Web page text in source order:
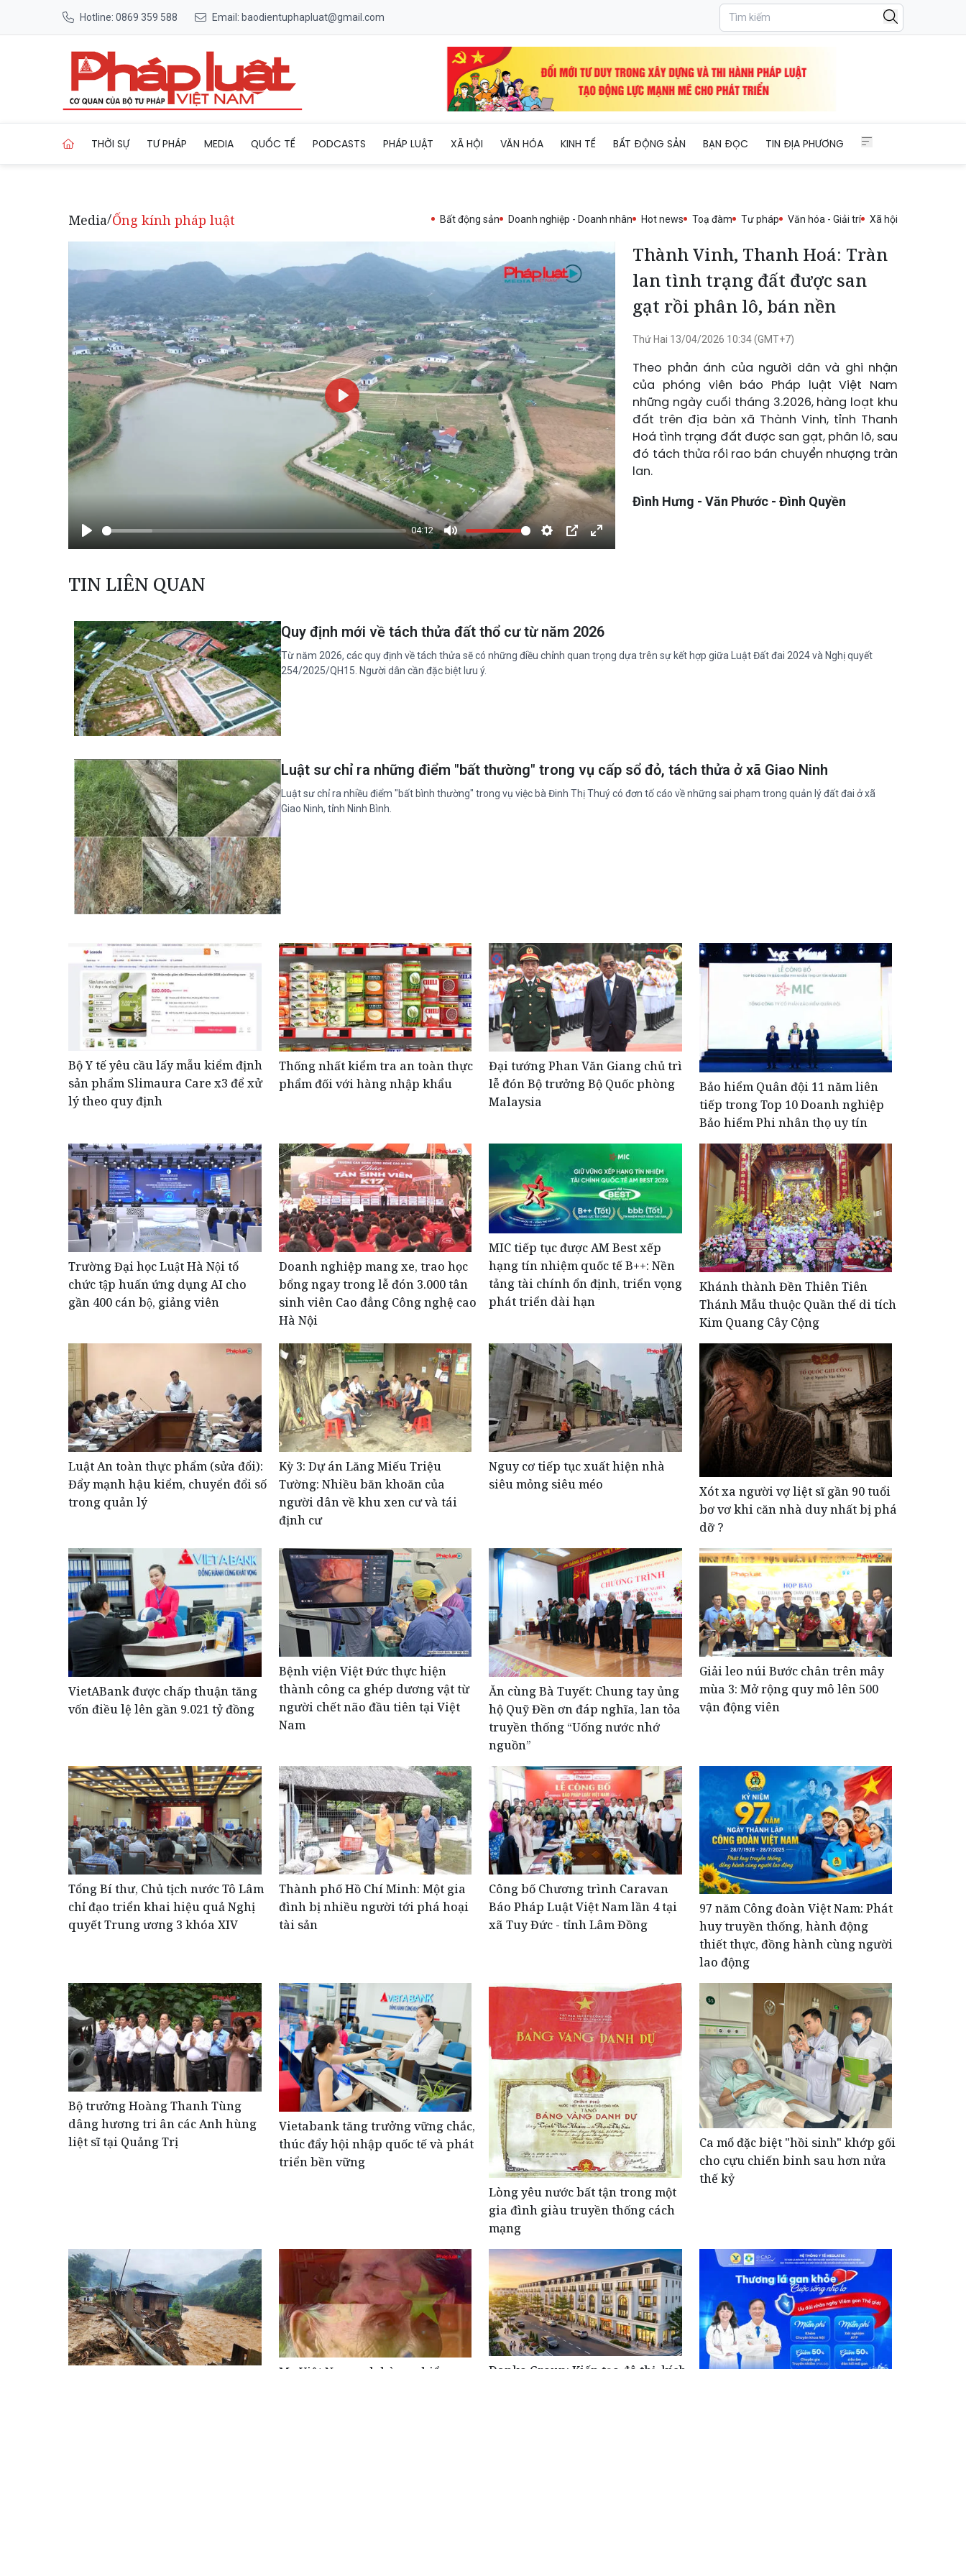
Hotline: 0869 359 588 Email: baodientuphapluat@gmail.com
THỜI SỰ TƯ PHÁP MEDIA QUỐC TẾ PODCASTS PHÁP LUẬT XÃ HỘI VĂN HÓA KINH TẾ BẤT ĐỘNG SẢN BẠN ĐỌC TIN ĐỊA PHƯƠNG
Media/Ống kính pháp luật Bất động sản Doanh nghiệp - Doanh nhân Hot news Toạ đàm Tư pháp Văn hóa - Giải trí Xã hội
Phát
04:12
Tắt
Cài
Chế
hình
Xem
Phát
Thành Vinh, Thanh Hoá: Tràn
lan tình trạng đất được san
gạt rồi phân lô, bán nền
Thứ Hai 13/04/2026 10:34 (GMT+7)
Theo phản ánh của người dân và ghi nhận
của phóng viên báo Pháp luật Việt Nam
những ngày cuối tháng 3.2026, hàng loạt khu
đất trên địa bàn xã Thành Vinh, tỉnh Thanh
Hoá tình trạng đất được san gạt, phân lô, sau
đó tách thửa rồi rao bán chuyển nhượng tràn
lan.
Đình Hưng - Văn Phước - Đình Quyền
TIN LIÊN QUAN
Quy định mới về tách thửa đất thổ cư từ năm 2026
Từ năm 2026, các quy định về tách thửa sẽ có những điều chỉnh quan trọng dựa trên sự kết hợp giữa Luật Đất đai 2024 và Nghị quyết
254/2025/QH15. Người dân cần đặc biệt lưu ý.
Luật sư chỉ ra những điểm "bất thường" trong vụ cấp sổ đỏ, tách thửa ở xã Giao Ninh
Luật sư chỉ ra nhiều điểm "bất bình thường" trong vụ việc bà Đinh Thị Thuý có đơn tố cáo về những sai phạm trong quản lý đất đai ở xã
Giao Ninh, tỉnh Ninh Bình.
Bộ Y tế yêu cầu lấy mẫu kiểm định
sản phẩm Slimaura Care x3 để xử
lý theo quy định
Thống nhất kiểm tra an toàn thực
phẩm đối với hàng nhập khẩu
Đại tướng Phan Văn Giang chủ trì
lễ đón Bộ trưởng Bộ Quốc phòng
Malaysia
Bảo hiểm Quân đội 11 năm liên
tiếp trong Top 10 Doanh nghiệp
Bảo hiểm Phi nhân thọ uy tín
Trường Đại học Luật Hà Nội tổ
chức tập huấn ứng dụng AI cho
gần 400 cán bộ, giảng viên
Doanh nghiệp mang xe, trao học
bổng ngay trong lễ đón 3.000 tân
sinh viên Cao đẳng Công nghệ cao
Hà Nội
MIC tiếp tục được AM Best xếp
hạng tín nhiệm quốc tế B++: Nền
tảng tài chính ổn định, triển vọng
phát triển dài hạn
Khánh thành Đền Thiên Tiên
Thánh Mẫu thuộc Quần thể di tích
Kim Quang Cây Cộng
Luật An toàn thực phẩm (sửa đổi):
Đẩy mạnh hậu kiểm, chuyển đổi số
trong quản lý
Kỳ 3: Dự án Lăng Miếu Triệu
Tường: Nhiều băn khoăn của
người dân về khu xen cư và tái
định cư
Nguy cơ tiếp tục xuất hiện nhà
siêu mỏng siêu méo
Xót xa người vợ liệt sĩ gần 90 tuổi
bơ vơ khi căn nhà duy nhất bị phá
dỡ ?
VietABank được chấp thuận tăng
vốn điều lệ lên gần 9.021 tỷ đồng
Bệnh viện Việt Đức thực hiện
thành công ca ghép dương vật từ
người chết não đầu tiên tại Việt
Nam
Ăn cùng Bà Tuyết: Chung tay ủng
hộ Quỹ Đền ơn đáp nghĩa, lan tỏa
truyền thống “Uống nước nhớ
nguồn”
Giải leo núi Bước chân trên mây
mùa 3: Mở rộng quy mô lên 500
vận động viên
Tổng Bí thư, Chủ tịch nước Tô Lâm
chỉ đạo triển khai hiệu quả Nghị
quyết Trung ương 3 khóa XIV
Thành phố Hồ Chí Minh: Một gia
đình bị nhiều người tới phá hoại
tài sản
Công bố Chương trình Caravan
Báo Pháp Luật Việt Nam lần 4 tại
xã Tuy Đức - tỉnh Lâm Đồng
​97 năm Công đoàn Việt Nam: Phát
huy truyền thống, hành động
thiết thực, đồng hành cùng người
lao động
Bộ trưởng Hoàng Thanh Tùng
dâng hương tri ân các Anh hùng
liệt sĩ tại Quảng Trị
Vietabank tăng trưởng vững chắc,
thúc đẩy hội nhập quốc tế và phát
triển bền vững
Lòng yêu nước bất tận trong một
gia đình giàu truyền thống cách
mạng
Ca mổ đặc biệt "hồi sinh" khớp gối
cho cựu chiến binh sau hơn nửa
thế kỷ
Mẹ Việt Nam anh hùng - biểu
Danko Group: Kiến tạo đô thị, kích